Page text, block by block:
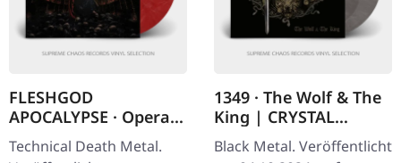
FLESHGOD
APOCALYPSE · Opera |
RED MARBLED LP
Technical Death Metal.
1349 · The Wolf & The
King | CRYSTAL
CLEAR/BLACK
MARBLED 2LP
Black Metal. Veröffentlicht